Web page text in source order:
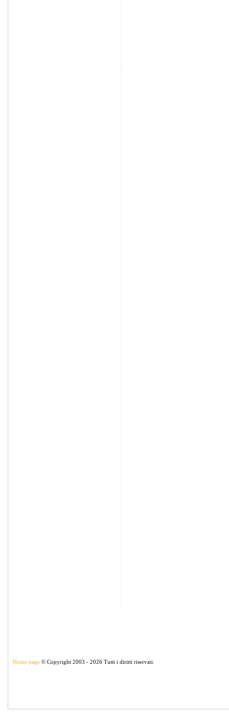
Home page © Copyright 2003 - 2026 Tutti i diritti riservati.